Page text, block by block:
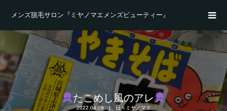
メンズ脱毛サロン『ミヤノマエメンズビューティー』
たこめし風のアレ
2022.04.09 日々ミヤノマエ